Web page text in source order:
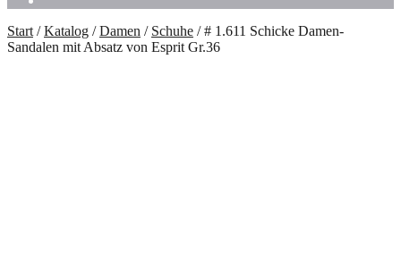
Start /Katalog /Damen / Schuhe /# 1.611 Schicke Damen-
Sandalen mit Absatz von Esprit Gr.36